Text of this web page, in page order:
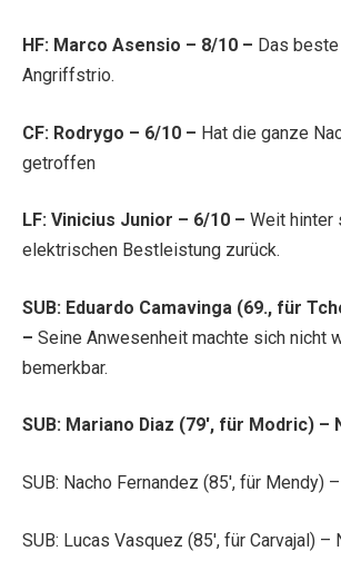
HF: Marco Asensio – 8/10 – Das
Angriffstrio.
CF: Rodrygo – 6/10 – Hat die ganze
getroffen
LF: Vinicius Junior – 6/10 – Weit hinter
elektrischen Bestleistung zurück.
SUB: Eduardo Camavinga (69., für
– Seine Anwesenheit machte sich nicht
bemerkbar.
SUB: Mariano Diaz (79′, für Modric) –
SUB: Nacho Fernandez (85′, für Mendy)
SUB: Lucas Vasquez (85′, für Carvajal) –